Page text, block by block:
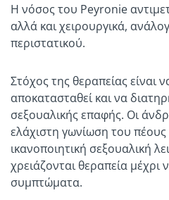
Η νόσος του Peyronie
αλλά και χειρουργικά,
περιστατικού.
Στόχος της θεραπείας είναι
αποκατασταθεί και να
σεξουαλικής επαφής. Οι
ελάχιστη γωνίωση του πέους
ικανοποιητική σεξουαλική
χρειάζονται θεραπεία μέχρι
συμπτώματα.